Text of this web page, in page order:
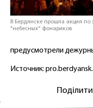
В Бердянске прошла акция по
"небесных" фонариков
предусмотрели
Источник: